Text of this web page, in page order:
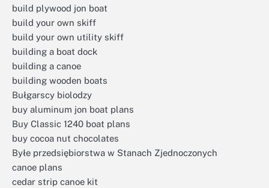
build plywood jon boat
build your own skiff
build your own utility skiff
building a boat dock
building a canoe
building wooden boats
Bułgarscy biolodzy
buy aluminum jon boat plans
Buy Classic 1240 boat plans
buy cocoa nut chocolates
Byłe przedsiębiorstwa w Stanach Zjednoczonych
canoe plans
cedar strip canoe kit